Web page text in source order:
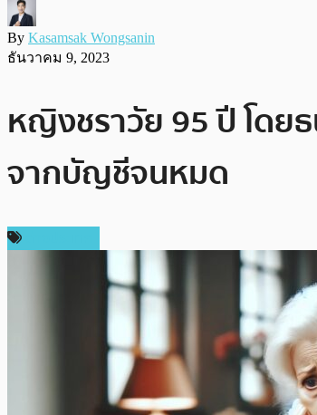
By Kasamsak Wongsanin
ธันวาคม 9, 2023
หญิงชราวัย 95 ปี โดย
จากบัญชีจนหมด